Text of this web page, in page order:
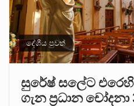
දේශීය පුවත්
සුරේෂ් සලේට
ගැන ප්‍රධාන චෝදනා